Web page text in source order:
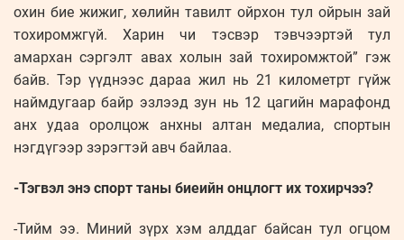
охин бие жижиг, хөлийн тавилт ойрхон тул ойрын зай
тохиромжгүй. Харин чи тэсвэр тэвчээртэй тул
амархан сэргэлт авах холын зай тохиромжтой” гэж
байв. Тэр үүднээс дараа жил нь 21 километрт гүйж
наймдугаар байр эзлээд зун нь 12 цагийн марафонд
анх удаа оролцож анхны алтан медалиа, спортын
нэгдүгээр зэрэгтэй авч байлаа.
-Тэгвэл энэ спорт таны биеийн онцлогт их тохирчээ?
-Тийм ээ. Миний зүрх хэм алддаг байсан тул огцом